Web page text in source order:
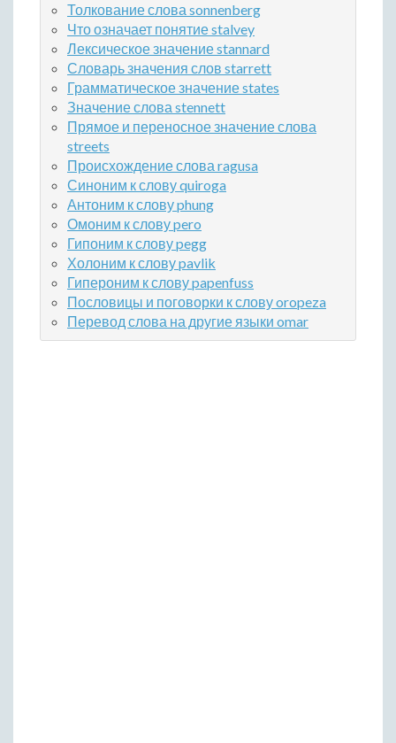
Толкование слова sonnenberg
Что означает понятие stalvey
Лексическое значение stannard
Словарь значения слов starrett
Грамматическое значение states
Значение слова stennett
Прямое и переносное значение слова
streets
Происхождение слова ragusa
Синоним к слову quiroga
Антоним к слову phung
Омоним к слову pero
Гипоним к слову pegg
Холоним к слову pavlik
Гипероним к слову papenfuss
Пословицы и поговорки к слову oropeza
Перевод слова на другие языки omar